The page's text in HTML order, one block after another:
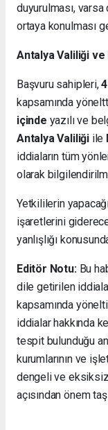
duyurulması,
ortaya konulması
Antalya Valiliği ve
Başvuru sahipleri,
kapsamında
içinde yazılı ve
Antalya Valiliğiile
iddiaların tüm
olarak
Yetkililerin
işaretlerini
yanlışlığı
Editör Notu:Bu
dile getirilen
kapsamında
iddialar hakkında
tespit bulunduğu
kurumlarının ve
dengeli ve eksiksiz
açısından önem